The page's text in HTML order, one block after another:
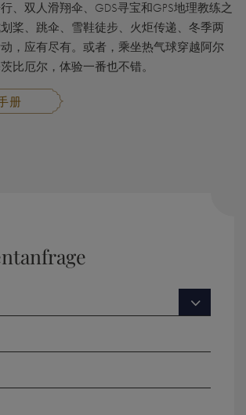
、双人滑翔伞、GDS寻宝和GPS地理教练之
桨、跳伞、雪鞋徒步、火炬传递、冬季两
，应有尽有。或者，乘坐热气球穿越阿尔
比厄尔，体验一番也不错。
册